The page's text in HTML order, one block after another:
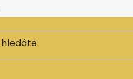
Kancelář a ateliér